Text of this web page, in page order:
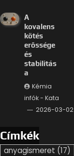
A
kovalens
kötés
erőssége
és
stabilitás
a
Kémia
infók - Kata
2026-03-02
Címkék
anyagismeret (17)